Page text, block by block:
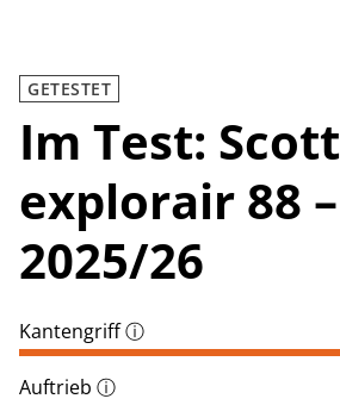
GETESTET
Im Test: Scott
explorair 88 –
2025/26
Kantengriffⓘ
Auftrieb ⓘ